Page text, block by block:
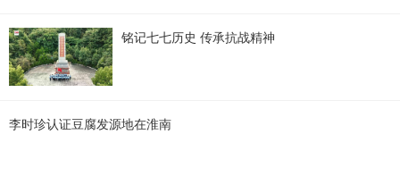
铭记七七历史 传承抗战精神
李时珍认证豆腐发源地在淮南